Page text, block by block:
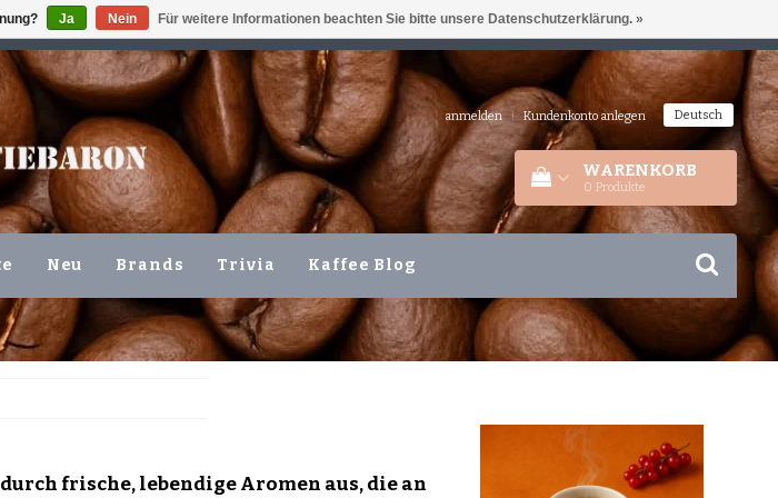
ODER ABHOLUNG IN DEN NIEDERLANDEN +31 180 44 8008
anmelden | Kundenkonto anlegen Deutsch
WARENKORB
0 Produkte
Neu Brands Trivia Kaffee Blog
frische, lebendige Aromen aus, die an
Ja Nein Für weitere Informationen beachten Sie bitte unsere Datenschutzerklärung. »